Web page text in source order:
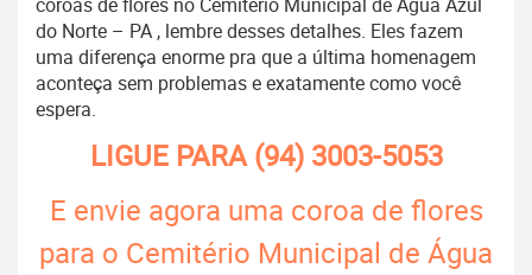
do Norte – PA , lembre desses detalhes. Eles fazem
uma diferença enorme pra que a última homenagem
aconteça sem problemas e exatamente como você
espera.
LIGUE PARA(94) 3003-5053
E envie agora uma coroa de flores
para o Cemitério Municipal de Água